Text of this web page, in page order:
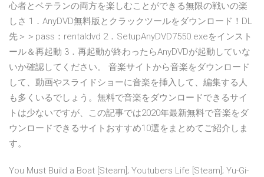
心者とベテランの両方を楽しむことができる無限の戦いの楽
しさ 1．AnyDVD無料版とクラックツールをダウンロード！DL
先＞＞pass：rentaldvd 2．SetupAnyDVD7550.exeをインスト
ール＆再起動 3．再起動が終わったらAnyDVDが起動していな
いか確認してください。 音楽サイトから音楽をダウンロード
して、動画やスライドショーに音楽を挿入して、編集する人
も多くいるでしょう。無料で音楽をダウンロードできるサイ
トは少ないですが、この記事では2020年最新無料で音楽をダ
ウンロードできるサイトおすすめ10選をまとめてご紹介しま
す。
You Must Build a Boat [Steam]; Youtubers Life [Steam]; Yu-Gi-